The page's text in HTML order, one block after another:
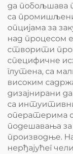
да побољшава
са
опцијама за
над процесом
створити
специфичне
глутена, са
високим
дизајнирани
са
оператерима
подешавања
производње.
нерђајућег